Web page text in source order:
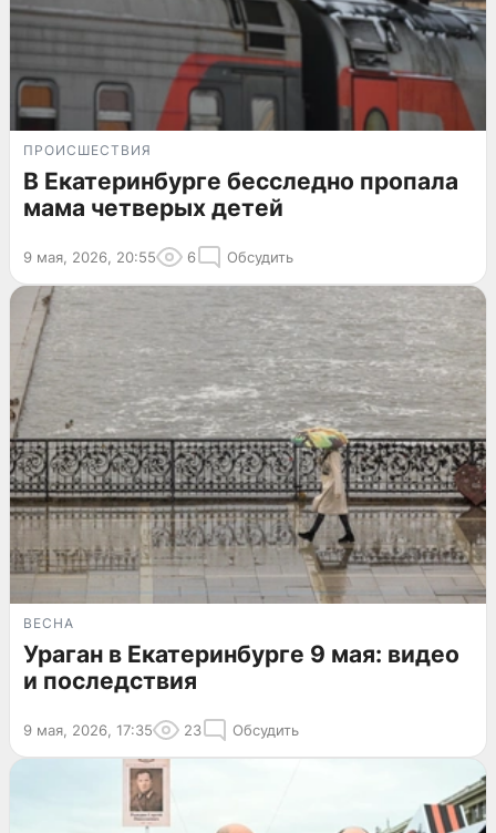
ПРОИСШЕСТВИЯ
В Екатеринбурге бесследно пропала
мама четверых детей
9 мая, 2026, 20:55 6 Обсудить
ВЕСНА
Ураган в Екатеринбурге 9 мая: видео
и последствия
9 мая, 2026, 17:35 23 Обсудить